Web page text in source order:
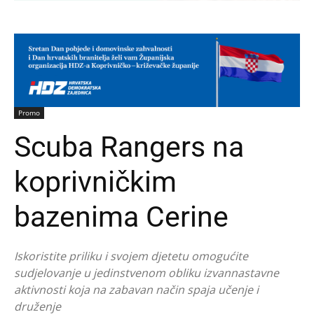
Promo
Scuba Rangers na
koprivničkim
bazenima Cerine
Iskoristite priliku i svojem djetetu omogućite
sudjelovanje u jedinstvenom obliku izvannastavne
aktivnosti koja na zabavan način spaja učenje i
druženje